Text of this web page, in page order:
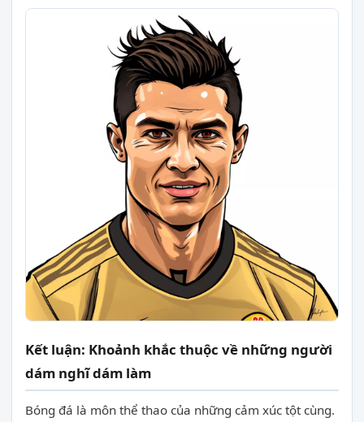
Kết luận: Khoảnh khắc thuộc về những người
dám nghĩ dám làm
Bóng đá là môn thể thao của những cảm xúc tột cùng.